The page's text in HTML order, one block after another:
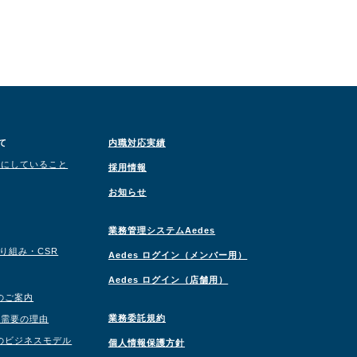
していること
組み・CSR
ご案内
要の理由
ビジネスモデル
内職対応実績
採用情報
お知らせ
業務管理システムAedes
Aedes ログイン（メンバー用）
Aedes ログイン（店舗用）
業務委託規約
個人情報保護方針